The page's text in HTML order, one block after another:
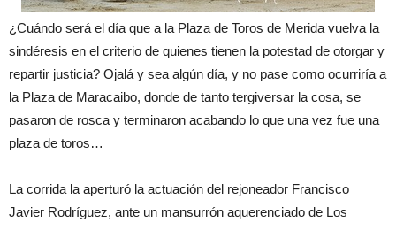
¿Cuándo será el día que a la Plaza de Toros de Merida vuelva la
sindéresis en el criterio de quienes tienen la potestad de otorgar y
repartir justicia? Ojalá y sea algún día, y no pase como ocurriría a
la Plaza de Maracaibo, donde de tanto tergiversar la cosa, se
pasaron de rosca y terminaron acabando lo que una vez fue una
plaza de toros…
La corrida la aperturó la actuación del rejoneador Francisco
Javier Rodríguez, ante un mansurrón aquerenciado de Los